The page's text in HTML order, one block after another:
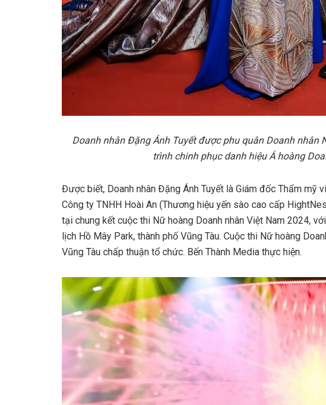
Doanh nhân Đặng Ánh Tuyết được phu quân Doanh nhân
trình chinh phục danh hiệu Á hoàng
Được biết, Doanh nhân Đặng Ánh Tuyết là Giám đốc Thẩm mỹ
Công ty TNHH Hoài An (Thương hiệu yến sào cao cấp
tại chung kết cuộc thi Nữ hoàng Doanh nhân Việt Nam 2024,
lịch Hồ Mây Park, thành phố Vũng Tàu. Cuộc thi Nữ hoàng
Vũng Tàu chấp thuận tổ chức. Bến Thành Media thực hiện.